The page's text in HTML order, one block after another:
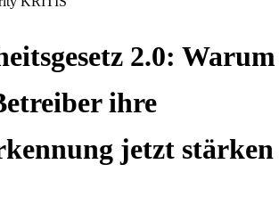
2.0: Warum
ihre
jetzt stärken